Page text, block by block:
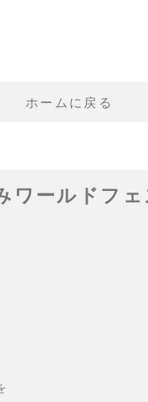
ホームに戻る
ワールドフ